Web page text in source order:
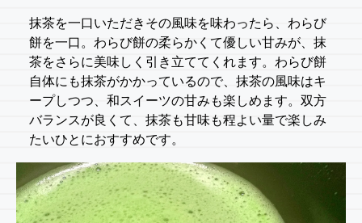
抹茶を一口いただきその風味を味わったら、わらび
餅を一口。わらび餅の柔らかくて優しい甘みが、抹
茶をさらに美味しく引き立ててくれます。わらび餅
自体にも抹茶がかかっているので、抹茶の風味はキ
ープしつつ、和スイーツの甘みも楽しめます。双方
バランスが良くて、抹茶も甘味も程よい量で楽しみ
たいひとにおすすめです。